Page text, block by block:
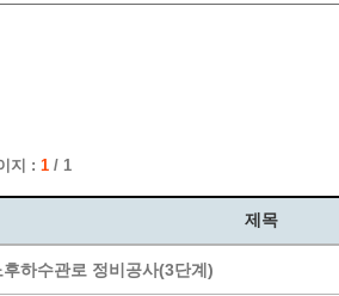
법무행
제
원
발급 받
교복지
그램 운영 현황
자리 창출 지원사업
관광 편
지 : 1 / 1
제목
하수관로 정비공사(3단계)